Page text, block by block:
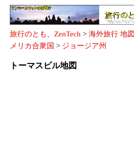
旅行のとも、ZenTech > 海外旅行 地図
メリカ合衆国 > ジョージア州
トーマスビル地図